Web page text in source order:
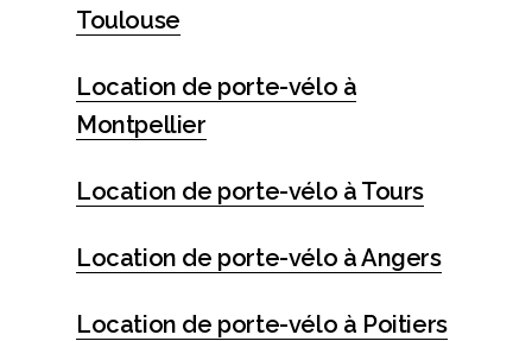
Toulouse
Location de porte-vélo à
Montpellier
Location de porte-vélo à Tours
Location de porte-vélo à Angers
Location de porte-vélo à Poitiers